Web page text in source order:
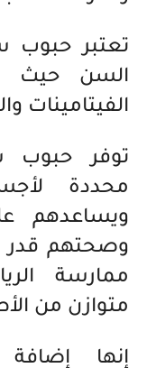
تعتبر حبوب
السن حيث
الفيتامينات
توفر حبوب
محددة
ويساعدهم
وصحتهم قدر
ممارسة
متوازن من
إنها إضافة